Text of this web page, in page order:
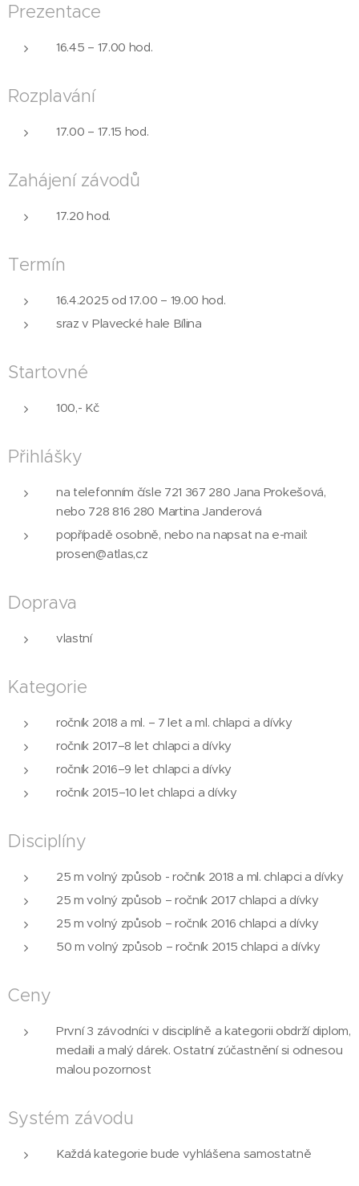
Prezentace
16.45 – 17.00 hod.
Rozplavání
17.00 – 17.15 hod.
Zahájení závodů
17.20 hod.
Termín
16.4.2025 od 17.00 – 19.00 hod.
sraz v Plavecké hale Bílina
Startovné
100,- Kč
Přihlášky
na telefonním čísle 721 367 280 Jana Prokešová,
nebo 728 816 280 Martina Janderová
popřípadě osobně, nebo na napsat na e-mail:
prosen@atlas,cz
Doprava
vlastní
Kategorie
ročník 2018 a ml. – 7 let a ml. chlapci a dívky
ročník 2017–8 let chlapci a dívky
ročník 2016–9 let chlapci a dívky
ročník 2015–10 let chlapci a dívky
Disciplíny
25 m volný způsob - ročník 2018 a ml. chlapci a dívky
25 m volný způsob – ročník 2017 chlapci a dívky
25 m volný způsob – ročník 2016 chlapci a dívky
50 m volný způsob – ročník 2015 chlapci a dívky
Ceny
První 3 závodníci v disciplíně a kategorii obdrží diplom,
medaili a malý dárek. Ostatní zúčastnění si odnesou
malou pozornost
Systém závodu
Každá kategorie bude vyhlášena samostatně